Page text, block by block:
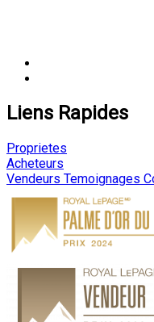
Liens Rapides
Proprietes
Acheteurs
Vendeurs Temoignages